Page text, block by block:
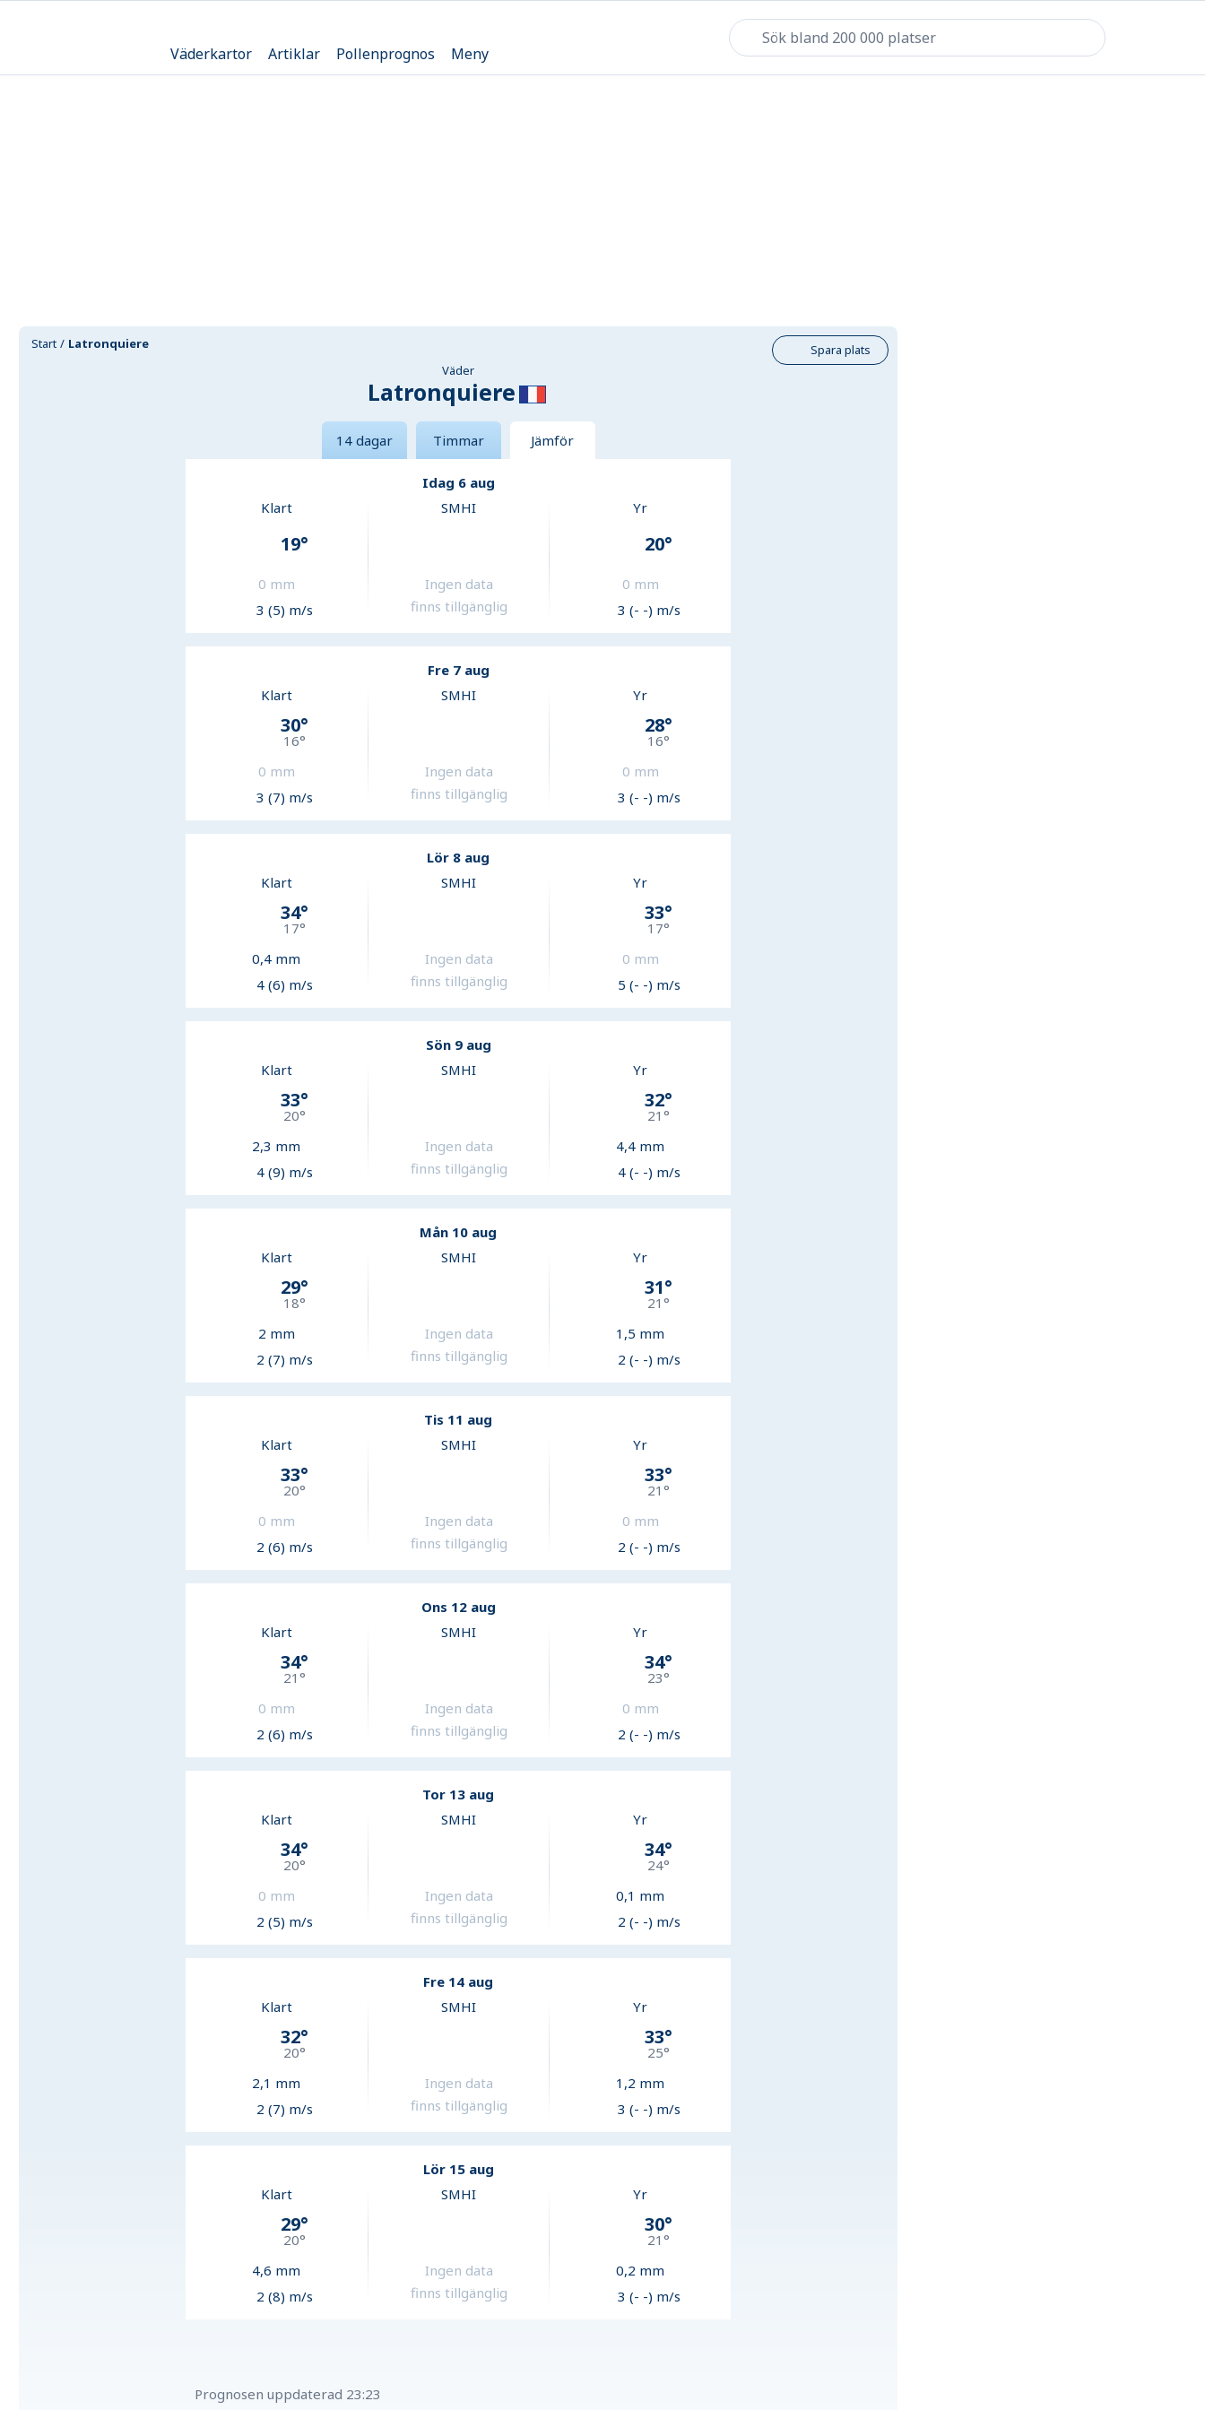
Väderkartor Artiklar Pollenprognos Meny
Start Latronquiere
Spara plats
Väder
Latronquiere
14 dagar Timmar Jämför
Idag 6 aug
Klart
19°
0 mm
3 (5) m/s
SMHI
Ingen data
finns tillgänglig
Yr
20°
0 mm
3 (- -) m/s
Fre 7 aug
Klart
30°
16°
0 mm
3 (7) m/s
SMHI
Ingen data
finns tillgänglig
Yr
28°
16°
0 mm
3 (- -) m/s
Lör 8 aug
Klart
34°
17°
0,4 mm
4 (6) m/s
SMHI
Ingen data
finns tillgänglig
Yr
33°
17°
0 mm
5 (- -) m/s
Sön 9 aug
Klart
33°
20°
2,3 mm
4 (9) m/s
SMHI
Ingen data
finns tillgänglig
Yr
32°
21 °
4,4 mm
4 (- -) m/s
Mån 10 aug
Klart
29°
18°
2 mm
2 (7) m/s
SMHI
Ingen data
finns tillgänglig
Yr
31°
21 °
1,5 mm
2 (- -) m/s
Tis 11 aug
Klart
33°
20°
0 mm
2 (6) m/s
SMHI
Ingen data
finns tillgänglig
Yr
33°
21 °
0 mm
2 (- -) m/s
Ons 12 aug
Klart
34°
21 °
0 mm
2 (6) m/s
SMHI
Ingen data
finns tillgänglig
Yr
34°
23°
0 mm
2 (- -) m/s
Tor 13 aug
Klart
34°
20°
0 mm
2 (5) m/s
SMHI
Ingen data
finns tillgänglig
Yr
34°
24°
0,1 mm
2 (- -) m/s
Fre 14 aug
Klart
32°
20°
2,1 mm
2 (7) m/s
SMHI
Ingen data
finns tillgänglig
Yr
33°
25°
1,2 mm
3 (- -) m/s
Lör 15 aug
Klart
29°
20°
4,6 mm
2 (8) m/s
SMHI
Ingen data
finns tillgänglig
Yr
30°
21 °
0,2 mm
3 (- -) m/s
Prognosen uppdaterad 23:23